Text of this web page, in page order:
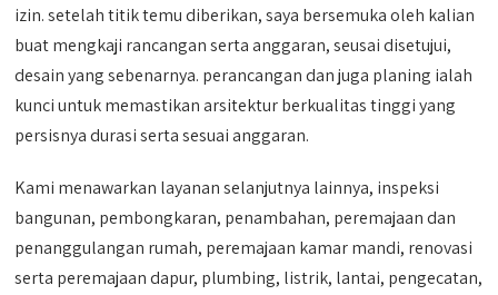
izin. setelah titik temu diberikan, saya bersemuka oleh kalian
buat mengkaji rancangan serta anggaran, seusai disetujui,
desain yang sebenarnya. perancangan dan juga planing ialah
kunci untuk memastikan arsitektur berkualitas tinggi yang
persisnya durasi serta sesuai anggaran.
Kami menawarkan layanan selanjutnya lainnya, inspeksi
bangunan, pembongkaran, penambahan, peremajaan dan
penanggulangan rumah, peremajaan kamar mandi, renovasi
serta peremajaan dapur, plumbing, listrik, lantai, pengecatan,